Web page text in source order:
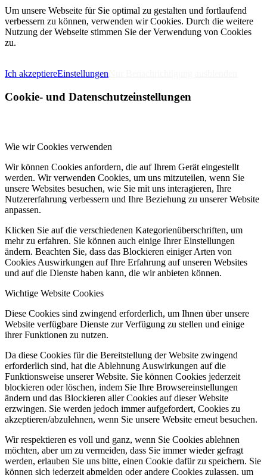
Um unsere Webseite für Sie optimal zu gestalten und fortlaufend
verbessern zu können, verwenden wir Cookies. Durch die weitere
Nutzung der Webseite stimmen Sie der Verwendung von Cookies
zu.
Ich akzeptiereEinstellungen
Cookie- und Datenschutzeinstellungen
Wie wir Cookies verwenden
Wir können Cookies anfordern, die auf Ihrem Gerät eingestellt
werden. Wir verwenden Cookies, um uns mitzuteilen, wenn Sie
unsere Websites besuchen, wie Sie mit uns interagieren, Ihre
Nutzererfahrung verbessern und Ihre Beziehung zu unserer Website
anpassen.
Klicken Sie auf die verschiedenen Kategorienüberschriften, um
mehr zu erfahren. Sie können auch einige Ihrer Einstellungen
ändern. Beachten Sie, dass das Blockieren einiger Arten von
Cookies Auswirkungen auf Ihre Erfahrung auf unseren Websites
und auf die Dienste haben kann, die wir anbieten können.
Wichtige Website Cookies
Diese Cookies sind zwingend erforderlich, um Ihnen über unsere
Website verfügbare Dienste zur Verfügung zu stellen und einige
ihrer Funktionen zu nutzen.
Da diese Cookies für die Bereitstellung der Website zwingend
erforderlich sind, hat die Ablehnung Auswirkungen auf die
Funktionsweise unserer Website. Sie können Cookies jederzeit
blockieren oder löschen, indem Sie Ihre Browsereinstellungen
ändern und das Blockieren aller Cookies auf dieser Website
erzwingen. Sie werden jedoch immer aufgefordert, Cookies zu
akzeptieren/abzulehnen, wenn Sie unsere Website erneut besuchen.
Wir respektieren es voll und ganz, wenn Sie Cookies ablehnen
möchten, aber um zu vermeiden, dass Sie immer wieder gefragt
werden, erlauben Sie uns bitte, einen Cookie dafür zu speichern. Sie
können sich jederzeit abmelden oder andere Cookies zulassen, um